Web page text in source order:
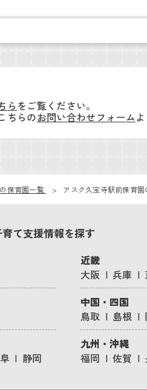
ら をご覧ください。
ちらのお問い合わせフォーム
保育園一覧 アスク久宝寺駅前保育園
て支援情報を探す
静岡
近畿
大阪
兵庫
中国・四国
鳥取
島根
九州・沖縄
福岡
佐賀